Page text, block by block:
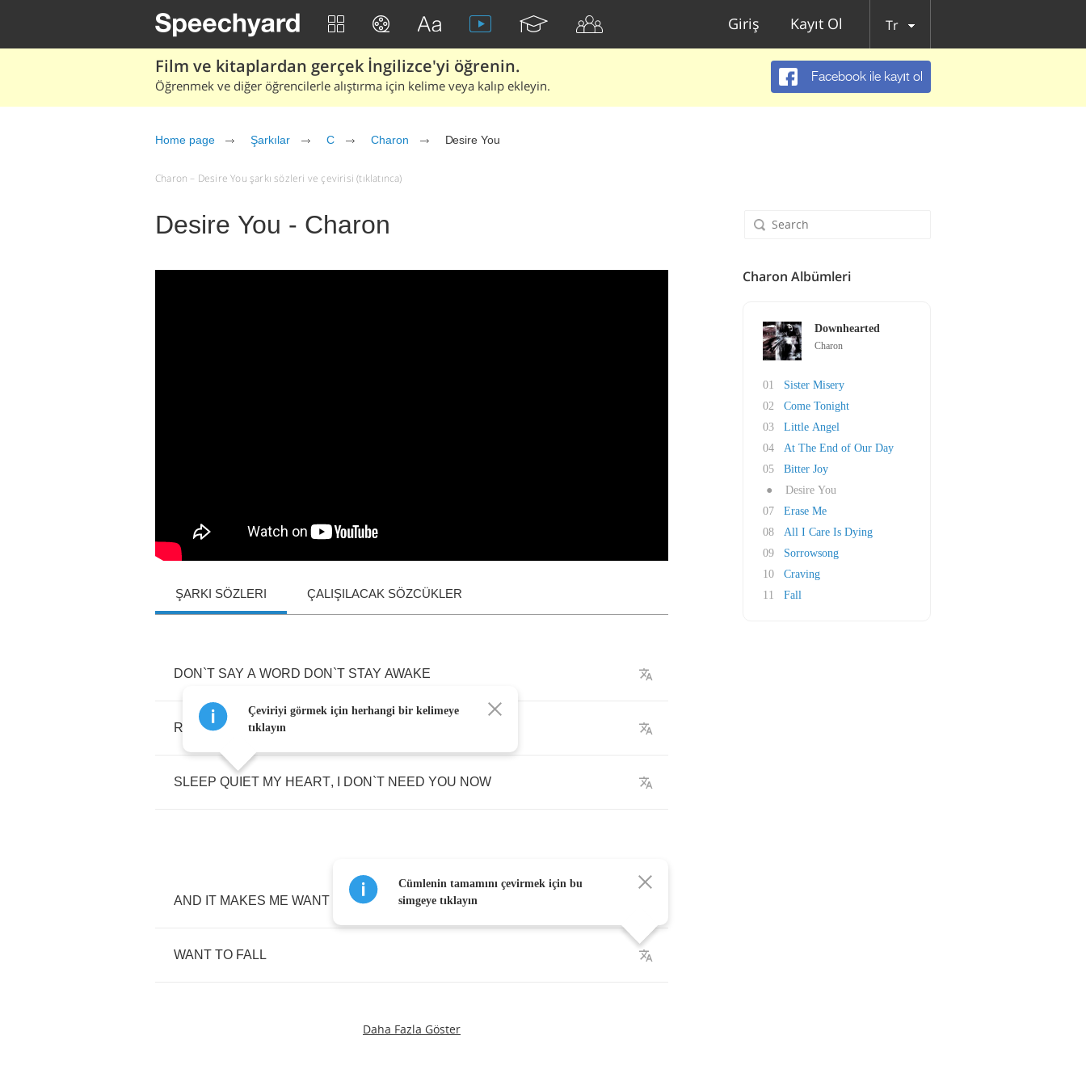
Giriş Kayıt Ol Tr
Film ve kitaplardan gerçek İngilizce'yi öğrenin.
Öğrenmek ve diğer öğrencilerle alıştırma için kelime veya kalıp ekleyin.
Facebook ile kayıt ol
Home page Şarkılar C Charon Desire You
Charon – Desire You şarkı sözleri ve çevirisi (tıklatınca)
Desire You - Charon
ŞARKI SÖZLERI ÇALIŞILACAK SÖZCÜKLER
DON `T SAY A WORD DON `T STAY AWAKE
REST FOR A WHILE
SLEEP QUIET MY HEART, DON `T NEED YOU NOW
AND IT MAKES ME WANT
WANT TO FALL
Daha Fazla Göster
Çeviriyi görmek için herhangi bir kelimeye
tıklayın
Cümlenin tamamını çevirmek için bu
simgeye tıklayın
Charon Albümleri
Downhearted
Charon
01
Sister Misery
02
Come Tonight
03
Little Angel
04
At The End of Our Day
05
Bitter Joy
●
Desire You
07
Erase Me
08
All I Care Is Dying
09
Sorrowsong
10
Craving
11
Fall